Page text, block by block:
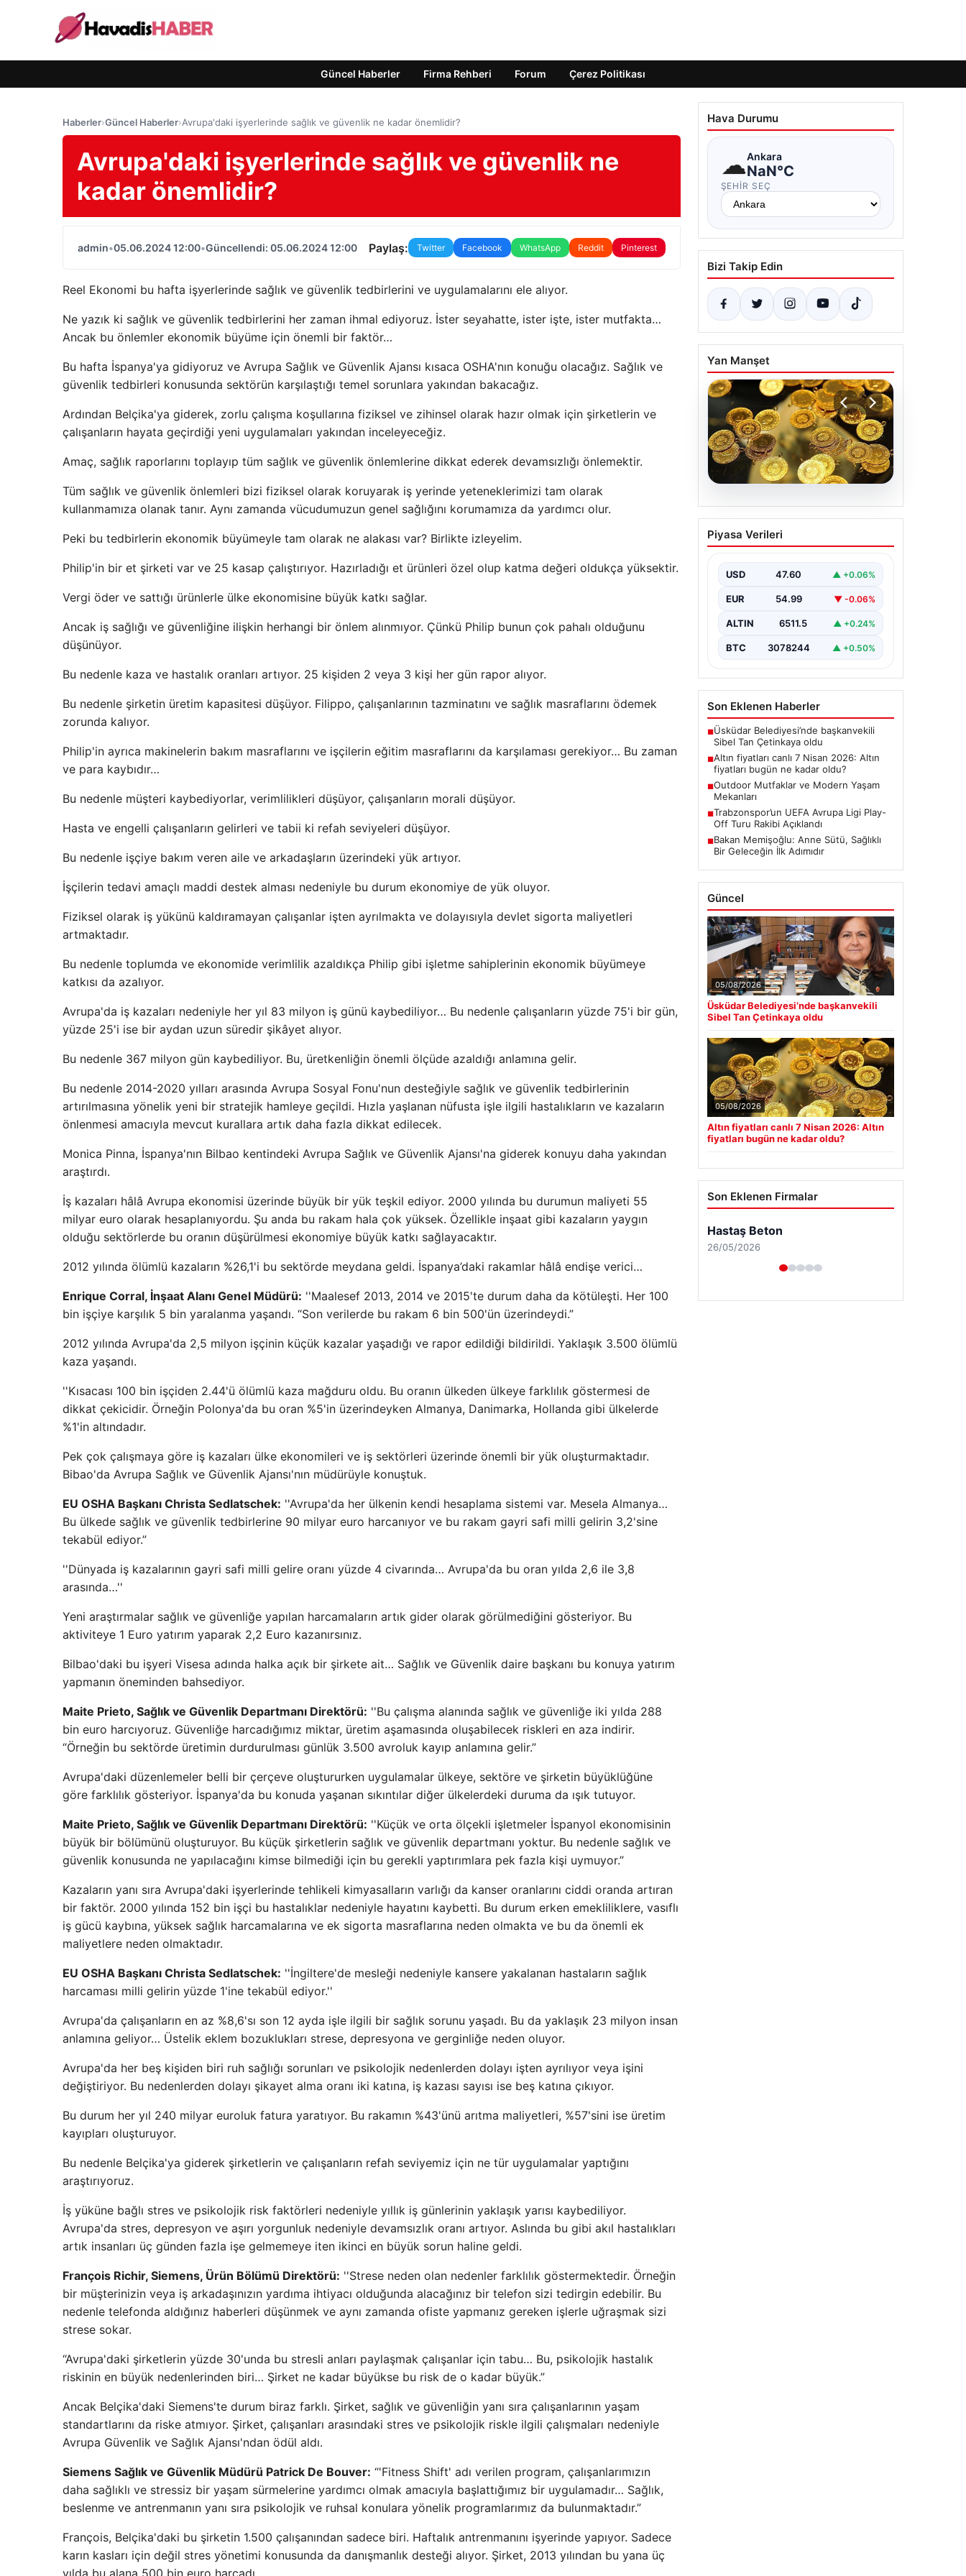
Güncel Haberler Firma Rehberi Forum Çerez Politikası
Haberler›Güncel Haberler›Avrupa'daki işyerlerinde sağlık ve güvenlik ne kadar önemlidir?
Avrupa'daki işyerlerinde sağlık ve güvenlik ne
kadar önemlidir?
admin•05.06.2024 12:00•Güncellendi: 05.06.2024 12:00 Paylaş: Twitter Facebook WhatsApp Reddit Pinterest
Reel Ekonomi bu hafta işyerlerinde sağlık ve güvenlik tedbirlerini ve uygulamalarını ele alıyor.
Ne yazık ki sağlık ve güvenlik tedbirlerini her zaman ihmal ediyoruz. İster seyahatte, ister işte, ister mutfakta…
Ancak bu önlemler ekonomik büyüme için önemli bir faktör…
Bu hafta İspanya'ya gidiyoruz ve Avrupa Sağlık ve Güvenlik Ajansı kısaca OSHA'nın konuğu olacağız. Sağlık ve
güvenlik tedbirleri konusunda sektörün karşılaştığı temel sorunlara yakından bakacağız.
Ardından Belçika'ya giderek, zorlu çalışma koşullarına fiziksel ve zihinsel olarak hazır olmak için şirketlerin ve
çalışanların hayata geçirdiği yeni uygulamaları yakından inceleyeceğiz.
Amaç, sağlık raporlarını toplayıp tüm sağlık ve güvenlik önlemlerine dikkat ederek devamsızlığı önlemektir.
Tüm sağlık ve güvenlik önlemleri bizi fiziksel olarak koruyarak iş yerinde yeteneklerimizi tam olarak
kullanmamıza olanak tanır. Aynı zamanda vücudumuzun genel sağlığını korumamıza da yardımcı olur.
Peki bu tedbirlerin ekonomik büyümeyle tam olarak ne alakası var? Birlikte izleyelim.
Philip'in bir et şirketi var ve 25 kasap çalıştırıyor. Hazırladığı et ürünleri özel olup katma değeri oldukça yüksektir.
Vergi öder ve sattığı ürünlerle ülke ekonomisine büyük katkı sağlar.
Ancak iş sağlığı ve güvenliğine ilişkin herhangi bir önlem alınmıyor. Çünkü Philip bunun çok pahalı olduğunu
düşünüyor.
Bu nedenle kaza ve hastalık oranları artıyor. 25 kişiden 2 veya 3 kişi her gün rapor alıyor.
Bu nedenle şirketin üretim kapasitesi düşüyor. Filippo, çalışanlarının tazminatını ve sağlık masraflarını ödemek
zorunda kalıyor.
Philip'in ayrıca makinelerin bakım masraflarını ve işçilerin eğitim masraflarını da karşılaması gerekiyor… Bu zaman
ve para kaybıdır…
Bu nedenle müşteri kaybediyorlar, verimlilikleri düşüyor, çalışanların morali düşüyor.
Hasta ve engelli çalışanların gelirleri ve tabii ki refah seviyeleri düşüyor.
Bu nedenle işçiye bakım veren aile ve arkadaşların üzerindeki yük artıyor.
İşçilerin tedavi amaçlı maddi destek alması nedeniyle bu durum ekonomiye de yük oluyor.
Fiziksel olarak iş yükünü kaldıramayan çalışanlar işten ayrılmakta ve dolayısıyla devlet sigorta maliyetleri
artmaktadır.
Bu nedenle toplumda ve ekonomide verimlilik azaldıkça Philip gibi işletme sahiplerinin ekonomik büyümeye
katkısı da azalıyor.
Avrupa'da iş kazaları nedeniyle her yıl 83 milyon iş günü kaybediliyor… Bu nedenle çalışanların yüzde 75'i bir gün,
yüzde 25'i ise bir aydan uzun süredir şikâyet alıyor.
Bu nedenle 367 milyon gün kaybediliyor. Bu, üretkenliğin önemli ölçüde azaldığı anlamına gelir.
Bu nedenle 2014-2020 yılları arasında Avrupa Sosyal Fonu'nun desteğiyle sağlık ve güvenlik tedbirlerinin
artırılmasına yönelik yeni bir stratejik hamleye geçildi. Hızla yaşlanan nüfusta işle ilgili hastalıkların ve kazaların
önlenmesi amacıyla mevcut kurallara artık daha fazla dikkat edilecek.
Monica Pinna, İspanya'nın Bilbao kentindeki Avrupa Sağlık ve Güvenlik Ajansı'na giderek konuyu daha yakından
araştırdı.
İş kazaları hâlâ Avrupa ekonomisi üzerinde büyük bir yük teşkil ediyor. 2000 yılında bu durumun maliyeti 55
milyar euro olarak hesaplanıyordu. Şu anda bu rakam hala çok yüksek. Özellikle inşaat gibi kazaların yaygın
olduğu sektörlerde bu oranın düşürülmesi ekonomiye büyük katkı sağlayacaktır.
2012 yılında ölümlü kazaların %26,1'i bu sektörde meydana geldi. İspanya’daki rakamlar hâlâ endişe verici…
Enrique Corral, İnşaat Alanı Genel Müdürü: ''Maalesef 2013, 2014 ve 2015'te durum daha da kötüleşti. Her 100
bin işçiye karşılık 5 bin yaralanma yaşandı. “Son verilerde bu rakam 6 bin 500'ün üzerindeydi.”
2012 yılında Avrupa'da 2,5 milyon işçinin küçük kazalar yaşadığı ve rapor edildiği bildirildi. Yaklaşık 3.500 ölümlü
kaza yaşandı.
''Kısacası 100 bin işçiden 2.44'ü ölümlü kaza mağduru oldu. Bu oranın ülkeden ülkeye farklılık göstermesi de
dikkat çekicidir. Örneğin Polonya'da bu oran %5'in üzerindeyken Almanya, Danimarka, Hollanda gibi ülkelerde
%1'in altındadır.
Pek çok çalışmaya göre iş kazaları ülke ekonomileri ve iş sektörleri üzerinde önemli bir yük oluşturmaktadır.
Bibao'da Avrupa Sağlık ve Güvenlik Ajansı'nın müdürüyle konuştuk.
EU OSHA Başkanı Christa Sedlatschek: ''Avrupa'da her ülkenin kendi hesaplama sistemi var. Mesela Almanya…
Bu ülkede sağlık ve güvenlik tedbirlerine 90 milyar euro harcanıyor ve bu rakam gayri safi milli gelirin 3,2'sine
tekabül ediyor.”
''Dünyada iş kazalarının gayri safi milli gelire oranı yüzde 4 civarında… Avrupa'da bu oran yılda 2,6 ile 3,8
arasında…''
Yeni araştırmalar sağlık ve güvenliğe yapılan harcamaların artık gider olarak görülmediğini gösteriyor. Bu
aktiviteye 1 Euro yatırım yaparak 2,2 Euro kazanırsınız.
Bilbao'daki bu işyeri Visesa adında halka açık bir şirkete ait… Sağlık ve Güvenlik daire başkanı bu konuya yatırım
yapmanın öneminden bahsediyor.
Maite Prieto, Sağlık ve Güvenlik Departmanı Direktörü: ''Bu çalışma alanında sağlık ve güvenliğe iki yılda 288
bin euro harcıyoruz. Güvenliğe harcadığımız miktar, üretim aşamasında oluşabilecek riskleri en aza indirir.
“Örneğin bu sektörde üretimin durdurulması günlük 3.500 avroluk kayıp anlamına gelir.”
Avrupa'daki düzenlemeler belli bir çerçeve oluştururken uygulamalar ülkeye, sektöre ve şirketin büyüklüğüne
göre farklılık gösteriyor. İspanya'da bu konuda yaşanan sıkıntılar diğer ülkelerdeki duruma da ışık tutuyor.
Maite Prieto, Sağlık ve Güvenlik Departmanı Direktörü: ''Küçük ve orta ölçekli işletmeler İspanyol ekonomisinin
büyük bir bölümünü oluşturuyor. Bu küçük şirketlerin sağlık ve güvenlik departmanı yoktur. Bu nedenle sağlık ve
güvenlik konusunda ne yapılacağını kimse bilmediği için bu gerekli yaptırımlara pek fazla kişi uymuyor.”
Kazaların yanı sıra Avrupa'daki işyerlerinde tehlikeli kimyasalların varlığı da kanser oranlarını ciddi oranda artıran
bir faktör. 2000 yılında 152 bin işçi bu hastalıklar nedeniyle hayatını kaybetti. Bu durum erken emekliliklere, vasıflı
iş gücü kaybına, yüksek sağlık harcamalarına ve ek sigorta masraflarına neden olmakta ve bu da önemli ek
maliyetlere neden olmaktadır.
EU OSHA Başkanı Christa Sedlatschek: ''İngiltere'de mesleği nedeniyle kansere yakalanan hastaların sağlık
harcaması milli gelirin yüzde 1'ine tekabül ediyor.''
Avrupa'da çalışanların en az %8,6'sı son 12 ayda işle ilgili bir sağlık sorunu yaşadı. Bu da yaklaşık 23 milyon insan
anlamına geliyor… Üstelik eklem bozuklukları strese, depresyona ve gerginliğe neden oluyor.
Avrupa'da her beş kişiden biri ruh sağlığı sorunları ve psikolojik nedenlerden dolayı işten ayrılıyor veya işini
değiştiriyor. Bu nedenlerden dolayı şikayet alma oranı iki katına, iş kazası sayısı ise beş katına çıkıyor.
Bu durum her yıl 240 milyar euroluk fatura yaratıyor. Bu rakamın %43'ünü arıtma maliyetleri, %57'sini ise üretim
kayıpları oluşturuyor.
Bu nedenle Belçika'ya giderek şirketlerin ve çalışanların refah seviyemiz için ne tür uygulamalar yaptığını
araştırıyoruz.
İş yüküne bağlı stres ve psikolojik risk faktörleri nedeniyle yıllık iş günlerinin yaklaşık yarısı kaybediliyor.
Avrupa'da stres, depresyon ve aşırı yorgunluk nedeniyle devamsızlık oranı artıyor. Aslında bu gibi akıl hastalıkları
artık insanları üç günden fazla işe gelmemeye iten ikinci en büyük sorun haline geldi.
François Richir, Siemens, Ürün Bölümü Direktörü: ''Strese neden olan nedenler farklılık göstermektedir. Örneğin
bir müşterinizin veya iş arkadaşınızın yardıma ihtiyacı olduğunda alacağınız bir telefon sizi tedirgin edebilir. Bu
nedenle telefonda aldığınız haberleri düşünmek ve aynı zamanda ofiste yapmanız gereken işlerle uğraşmak sizi
strese sokar.
“Avrupa'daki şirketlerin yüzde 30'unda bu stresli anları paylaşmak çalışanlar için tabu… Bu, psikolojik hastalık
riskinin en büyük nedenlerinden biri… Şirket ne kadar büyükse bu risk de o kadar büyük.”
Ancak Belçika'daki Siemens'te durum biraz farklı. Şirket, sağlık ve güvenliğin yanı sıra çalışanlarının yaşam
standartlarını da riske atmıyor. Şirket, çalışanları arasındaki stres ve psikolojik riskle ilgili çalışmaları nedeniyle
Avrupa Güvenlik ve Sağlık Ajansı'ndan ödül aldı.
Siemens Sağlık ve Güvenlik Müdürü Patrick De Bouver: “'Fitness Shift' adı verilen program, çalışanlarımızın
daha sağlıklı ve stressiz bir yaşam sürmelerine yardımcı olmak amacıyla başlattığımız bir uygulamadır… Sağlık,
beslenme ve antrenmanın yanı sıra psikolojik ve ruhsal konulara yönelik programlarımız da bulunmaktadır.”
François, Belçika'daki bu şirketin 1.500 çalışanından sadece biri. Haftalık antrenmanını işyerinde yapıyor. Sadece
karın kasları için değil stres yönetimi konusunda da danışmanlık desteği alıyor. Şirket, 2013 yılından bu yana üç
yılda bu alana 500 bin euro harcadı.
Hava Durumu
☁Ankara
NaN°C
ŞEHIR SEÇ
Bizi Takip Edin
Yan Manşet
05.08.2026
Altın fiyatları canlı 7
Nisan 2026: Altın
oldu?
Piyasa Verileri
USD 47.60 ▲ +0.06%
EUR 54.99 ▼ -0.06%
ALTIN 6511.5 ▲ +0.24%
BTC 3078244 ▲ +0.50%
Son Eklenen Haberler
■Üsküdar Belediyesi’nde başkanvekili
Sibel Tan Çetinkaya oldu
■Altın fiyatları canlı 7 Nisan 2026: Altın
fiyatları bugün ne kadar oldu?
■Outdoor Mutfaklar ve Modern Yaşam
Mekanları
■Trabzonspor’un UEFA Avrupa Ligi Play-
Off Turu Rakibi Açıklandı
■Bakan Memişoğlu: Anne Sütü, Sağlıklı
Bir Geleceğin İlk Adımıdır
Güncel
05/08/2026
Üsküdar Belediyesi’nde başkanvekili
Sibel Tan Çetinkaya oldu
05/08/2026
Altın fiyatları canlı 7 Nisan 2026: Altın
fiyatları bugün ne kadar oldu?
Son Eklenen Firmalar